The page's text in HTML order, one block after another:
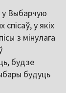
Выбарчую
у якіх
з мінулага
будзе
будуць